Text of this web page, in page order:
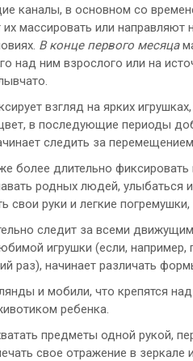
каналы, в основном со
массировать или направляют
В конце первого месяца
над ним взрослого или на
взгляд на ярких
в последующие периоды
следить за
более длительно фиксировать
родных людей, улыбаться
свои руки и легкие
следит за всеми
игрушки (если, например,
раз), начинает различать
и мобили, что крепятся
ребенка.
предметы одной рукой,
свое отражение в зеркале